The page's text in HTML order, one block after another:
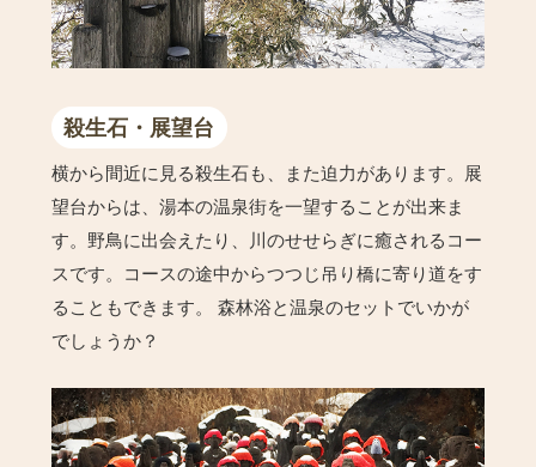
殺生石・展望台
横から間近に見る殺生石も、また迫力があります。展
望台からは、湯本の温泉街を一望することが出来ま
す。野鳥に出会えたり、川のせせらぎに癒されるコー
スです。コースの途中からつつじ吊り橋に寄り道をす
ることもできます。 森林浴と温泉のセットでいかが
でしょうか？